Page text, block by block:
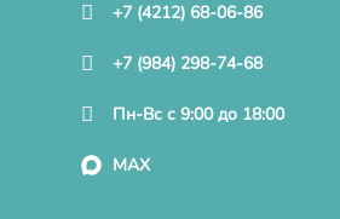
+7 (4212) 68-06-86
+7 (984) 298-74-68
Пн-Вс с 9:00 до 18:00
MAX